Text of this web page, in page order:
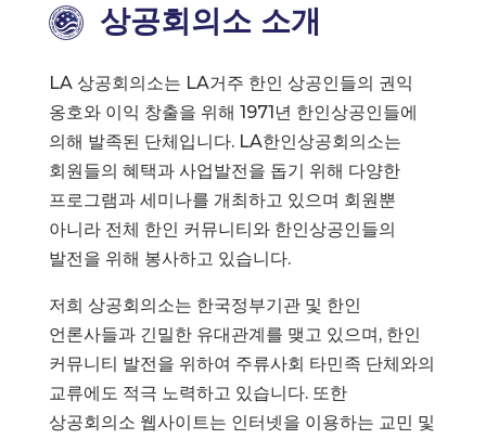
상공회의소 소개
LA 상공회의소는 LA거주 한인 상공인들의 권익
옹호와 이익 창출을 위해 1971년 한인상공인들에
의해 발족된 단체입니다. LA한인상공회의소는
회원들의 혜택과 사업발전을 돕기 위해 다양한
프로그램과 세미나를 개최하고 있으며 회원뿐
아니라 전체 한인 커뮤니티와 한인상공인들의
발전을 위해 봉사하고 있습니다.
저희 상공회의소는 한국정부기관 및 한인
언론사들과 긴밀한 유대관계를 맺고 있으며, 한인
커뮤니티 발전을 위하여 주류사회 타민족 단체와의
교류에도 적극 노력하고 있습니다. 또한
상공회의소 웹사이트는 인터넷을 이용하는 교민 및